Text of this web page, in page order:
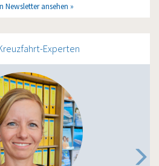
Newsletter ansehen
Experten